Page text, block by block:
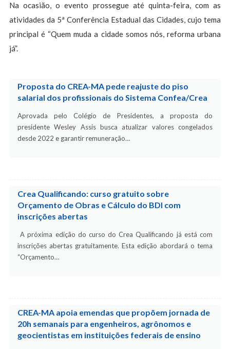
Na ocasião, o evento prossegue até quinta-feira, com as
atividades da 5ª Conferência Estadual das Cidades, cujo tema
principal é “Quem muda a cidade somos nós, reforma urbana
já”.
Proposta do CREA-MA pede reajuste do piso
salarial dos profissionais do Sistema Confea/Crea
Aprovada pelo Colégio de Presidentes, a proposta do
presidente Wesley Assis busca atualizar valores congelados
desde 2022 e garantir remuneração…
Crea Qualificando: curso gratuito sobre
Orçamento de Obras e Cálculo do BDI com
inscrições abertas
A próxima edição do curso do Crea Qualificando já está com
inscrições abertas gratuitamente. Esta edição abordará o tema
“Orçamento…
CREA-MA apoia emendas que propõem jornada de
20h semanais para engenheiros, agrônomos e
geocientistas em instituições federais de ensino